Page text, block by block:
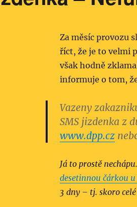
Za měsíc provozu
říct, že je to velmi
však hodně
informuje o tom,
Vazeny
SMS jizdenka z
www.dpp.cz
Já to prostě
desetinnou čárkou
3 dny – tj. skoro